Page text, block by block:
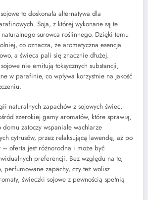
to doskonała alternatywa dla
Soja, z której wykonane są te
surowca roślinnego. Dzięki temu
co oznacza, że aromatyczna esencja
a świeca pali się znacznie dłużej.
nie emitują toksycznych substancji,
w parafinie, co wpływa korzystnie na jakość
naturalnych zapachów z sojowych świec,
szerokiej gamy aromatów, które sprawią,
zatoczy wspaniałe wachlarze
cytrusów, przez relaksującą lawendę, aż po
– oferta jest różnorodna i może być
preferencji. Bez względu na to,
perfumowane zapachy, czy też wolisz
świeczki sojowe z pewnością spełnią